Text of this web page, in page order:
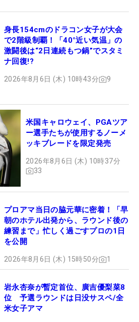
身長154cmのドラコン女子が大会
で2階級制覇！「40°近い気温」の
激闘後は“2日連続もつ鍋”でスタミ
ナ回復!?
2026年8月6日 (木) 10時43分 9
米国キャロウェイ、PGAツア
ー選手たちが使用するノーメ
ッキブレードを限定発売
2026年8月6日 (木) 10時37分
33
プロアマ当日の脇元華に密着！「早
朝のホテル出発から、ラウンド後の
練習まで」忙しく過ごすプロの1日
を公開
2026年8月6日 (木) 15時50分 1
岩永杏奈が暫定首位、廣吉優梨菜8
位 予選ラウンドは日没サスペ/全
米女子アマ